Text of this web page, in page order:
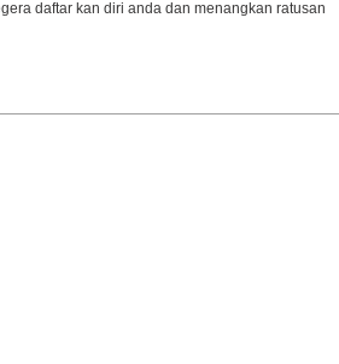
daftar kan diri anda dan menangkan ratusan